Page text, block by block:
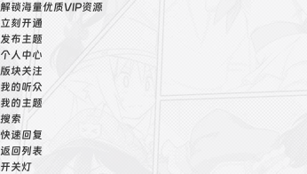
解锁海量优质VIP资源
立刻开通
发布主题
个人中心
版块关注
我的听众
我的主题
搜索
快速回复
返回列表
开关灯